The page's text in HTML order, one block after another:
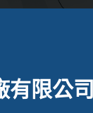
有限公司